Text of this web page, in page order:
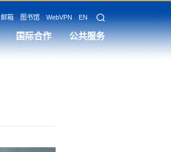
邮箱 图书馆 WebVPN EN
国际合作 公共服务